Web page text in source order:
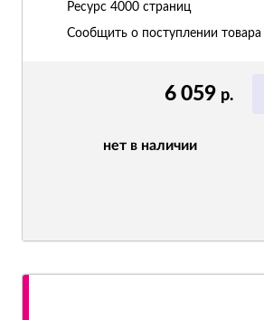
6 059 р.
нет в наличии
Ресурс 4000 страниц
Сообщить о поступлении товара